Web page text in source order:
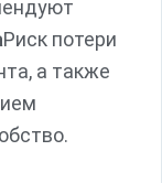
Риск потери
а также